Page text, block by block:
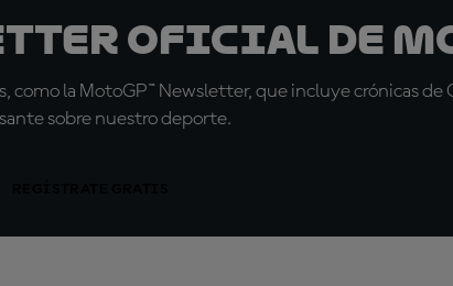
oficial de
como la MotoGP™ Newsletter, que incluye crónicas de
sobre nuestro deporte.